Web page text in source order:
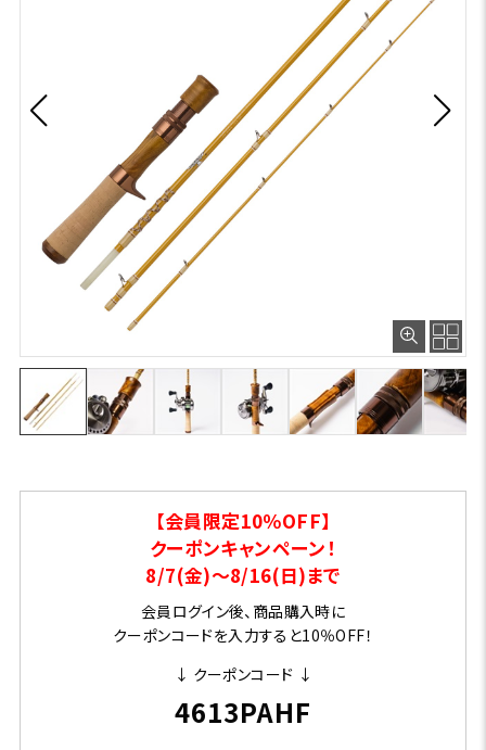
【会員限定10％OFF】
クーポンキャンペーン！
8/7(金)～8/16(日)まで
会員ログイン後、商品購入時に
クーポンコードを入力すると10％OFF！
↓ クーポンコード ↓
4613PAHF